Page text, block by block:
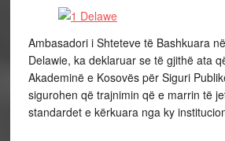
Ambasadori i Shteteve të Bashkuara
Delawie, ka deklaruar se të gjithë ata
Akademinë e Kosovës për Siguri
sigurohen që trajnimin që e marrin të
standardet e kërkuara nga ky